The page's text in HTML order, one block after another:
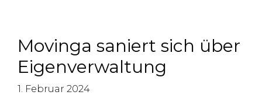
Movinga saniert sich über
Eigenverwaltung
1. Februar 2024